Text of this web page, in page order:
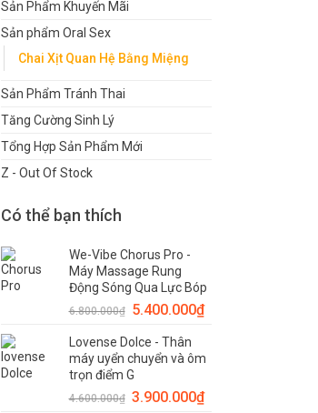
Sản Phẩm Khuyến Mãi
Sản phẩm Oral Sex
Chai Xịt Quan Hệ Bằng Miệng
Sản Phẩm Tránh Thai
Tăng Cường Sinh Lý
Tổng Hợp Sản Phẩm Mới
Z - Out Of Stock
Có thể bạn thích
We-Vibe Chorus Pro -
Máy Massage Rung
Động Sóng Qua Lực Bóp
6.800.000₫ 5.400.000₫
Lovense Dolce - Thân
máy uyển chuyển và ôm
trọn điểm G
4.600.000₫ 3.900.000₫